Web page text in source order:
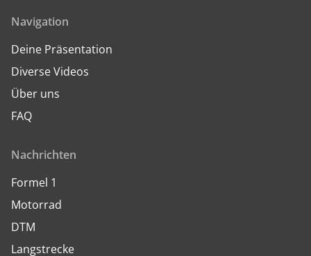
Navigation
Deine Präsentation
Diverse Videos
Über uns
FAQ
Nachrichten
Formel 1
Motorrad
DTM
Langstrecke